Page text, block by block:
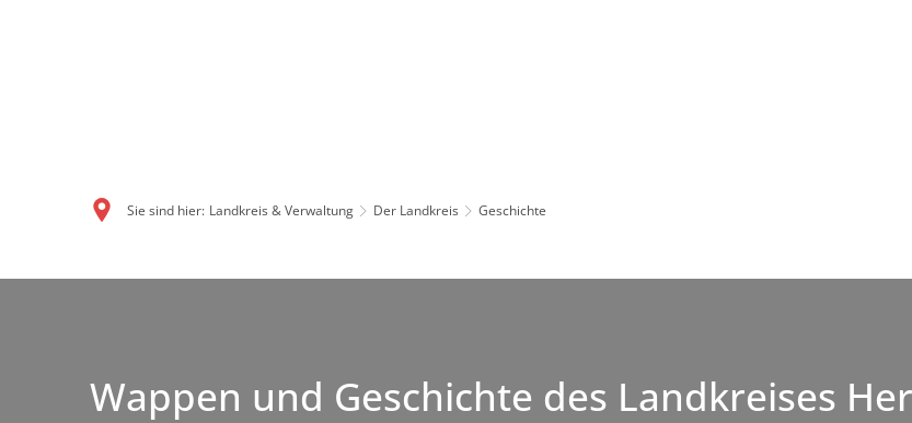
Sie sind hier: Landkreis & Verwaltung Der Landkreis Geschichte
Wappen und Geschichte des Landkreises